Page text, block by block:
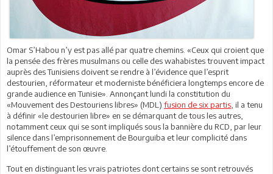
Omar S’Habou n’y est pas allé par quatre chemins. «Ceux qui croient que
la pensée des frères musulmans ou celle des wahabistes trouvent impact
auprès des Tunisiens doivent se rendre à l’évidence que l’esprit
destourien, réformateur et moderniste bénéficiera longtemps encore de
grande audience en Tunisie». Annonçant lundi la constitution du
«Mouvement des Destouriens libres» (MDL) fusion de six partis , il a tenu
à définir «le destourien libre» en se démarquant de tous les autres,
notamment ceux qui se sont impliqués sous la bannière du RCD, par leur
silence dans l’emprisonnement de Bourguiba et leur complicité dans
l’étouffement de son œuvre.
Tout en distinguant les vrais patriotes dont certains se sont retrouvés